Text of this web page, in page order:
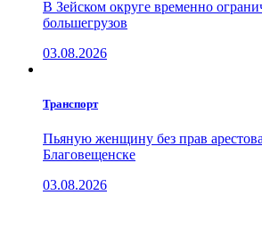
В Зейском округе временно
большегрузов
03.08.2026
Транспорт
Пьяную женщину без прав
Благовещенске
03.08.2026